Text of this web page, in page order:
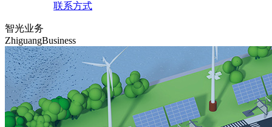
联系方式
智光业务
ZhiguangBusiness